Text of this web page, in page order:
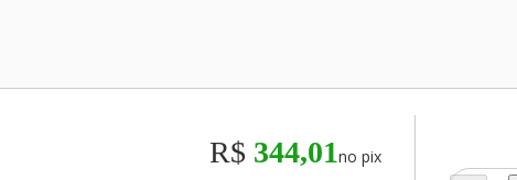
R$ 344,01no pix
exclusivamente para compras efetuadas no site, podendo diferir na